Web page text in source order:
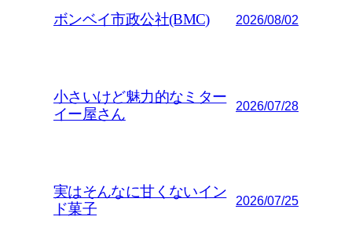
ボンベイ市政公社(BMC) 2026/08/02
小さいけど魅力的なミター
イー屋さん
2026/07/28
実はそんなに甘くないイン
ド菓子
2026/07/25